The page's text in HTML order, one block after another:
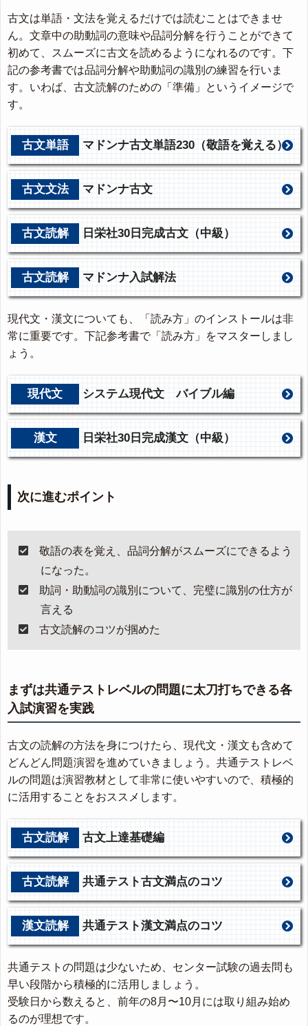
古文は単語・文法を覚えるだけでは読むことはできませ
ん。文章中の助動詞の意味や品詞分解を行うことができて
初めて、スムーズに古文を読めるようになれるのです。下
記の参考書では品詞分解や助動詞の識別の練習を行いま
す。いわば、古文読解のための「準備」というイメージで
す。
古文単語 マドンナ古文単語230（敬語を覚える）
古文文法 マドンナ古文
古文読解 日栄社30日完成古文（中級）
古文読解 マドンナ入試解法
現代文・漢文についても、「読み方」のインストールは非
常に重要です。下記参考書で「読み方」をマスターしまし
ょう。
現代文 システム現代文 バイブル編
漢文 日栄社30日完成漢文（中級）
次に進むポイント
敬語の表を覚え、品詞分解がスムーズにできるよう
になった。
助詞・助動詞の識別について、完璧に識別の仕方が
言える
古文読解のコツが掴めた
まずは共通テストレベルの問題に太刀打ちできる各
入試演習を実践
古文の読解の方法を身につけたら、現代文・漢文も含めて
どんどん問題演習を進めていきましょう。共通テストレベ
ルの問題は演習教材として非常に使いやすいので、積極的
に活用することをおススメします。
古文読解 古文上達基礎編
古文読解 共通テスト古文満点のコツ
漢文読解 共通テスト漢文満点のコツ
共通テストの問題は少ないため、センター試験の過去問も
早い段階から積極的に活用しましょう。
受験日から数えると、前年の8月〜10月には取り組み始め
るのが理想です。